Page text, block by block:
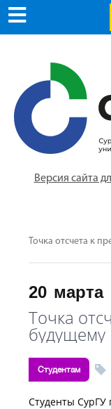
Версия сайта
Точка отсчета к
20 марта
Точка
будущему
Студентам
Студенты СурГУ